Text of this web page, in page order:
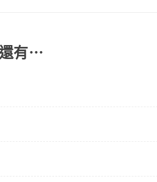
放心地享受旅步為您提供的服務。
有⋯